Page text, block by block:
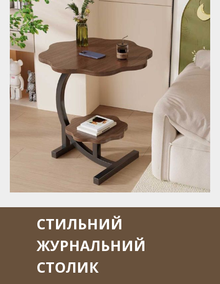
СТИЛЬНИЙ
ЖУРНАЛЬНИЙ
СТОЛИК